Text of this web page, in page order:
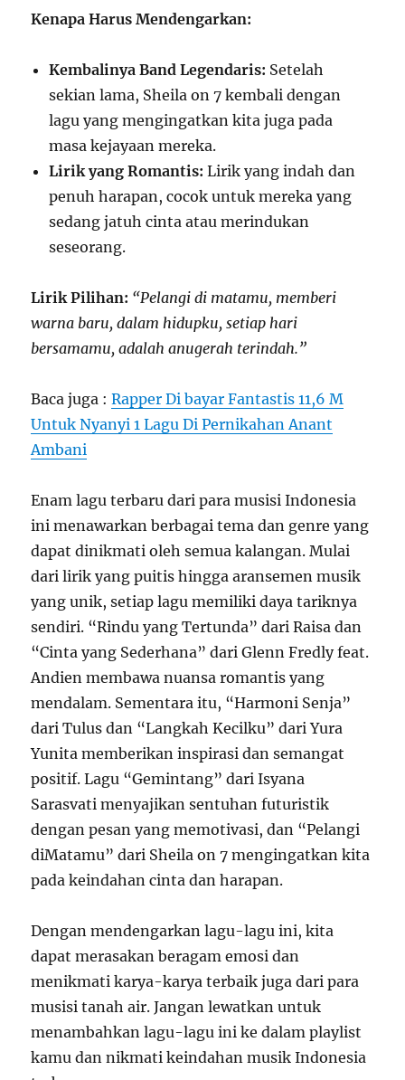
Kenapa Harus Mendengarkan:
Kembalinya Band Legendaris: Setelah
sekian lama, Sheila on 7 kembali dengan
lagu yang mengingatkan kita juga pada
masa kejayaan mereka.
Lirik yang Romantis: Lirik yang indah dan
penuh harapan, cocok untuk mereka yang
sedang jatuh cinta atau merindukan
seseorang.
Lirik Pilihan: “Pelangi di matamu, memberi
warna baru, dalam hidupku, setiap hari
bersamamu, adalah anugerah terindah.”
Baca juga :Rapper Di bayar Fantastis 11,6 M
Untuk Nyanyi 1 Lagu Di Pernikahan Anant
Ambani
Enam lagu terbaru dari para musisi Indonesia
ini menawarkan berbagai tema dan genre yang
dapat dinikmati oleh semua kalangan. Mulai
dari lirik yang puitis hingga aransemen musik
yang unik, setiap lagu memiliki daya tariknya
sendiri. “Rindu yang Tertunda” dari Raisa dan
“Cinta yang Sederhana” dari Glenn Fredly feat.
Andien membawa nuansa romantis yang
mendalam. Sementara itu, “Harmoni Senja”
dari Tulus dan “Langkah Kecilku” dari Yura
Yunita memberikan inspirasi dan semangat
positif. Lagu “Gemintang” dari Isyana
Sarasvati menyajikan sentuhan futuristik
dengan pesan yang memotivasi, dan “Pelangi
diMatamu” dari Sheila on 7 mengingatkan kita
pada keindahan cinta dan harapan.
Dengan mendengarkan lagu-lagu ini, kita
dapat merasakan beragam emosi dan
menikmati karya-karya terbaik juga dari para
musisi tanah air. Jangan lewatkan untuk
menambahkan lagu-lagu ini ke dalam playlist
kamu dan nikmati keindahan musik Indonesia